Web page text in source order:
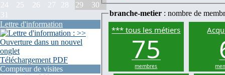
24
25 26 27 28 29
30
31
Lettre d'information
Téléchargement PDF
Compteur de visites
branche-metier : nombre de
*** tous les métiers
75
membres